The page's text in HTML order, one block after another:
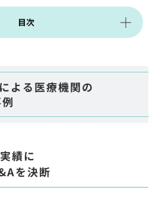
目次
よる医療機関の
績に
を決断